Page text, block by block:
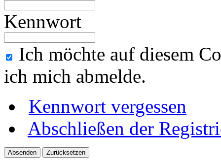
Kennwort
Ich möchte auf diesem
ich mich abmelde.
Kennwort vergessen
Abschließen der